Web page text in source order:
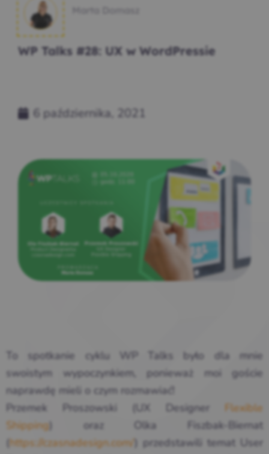
WP Talks #28: UX w WordPressie
6 października, 2021
To spotkanie cyklu WP Talks było dla mnie
swoistym wypoczynkiem, ponieważ moi goście
naprawdę mieli o czym rozmawiać!
Przemek Proszowski (UX Designer Flexible
Shipping ) oraz Olka Fiszbak-Biernat
https://czasnadesign.com/
) przedstawili temat User